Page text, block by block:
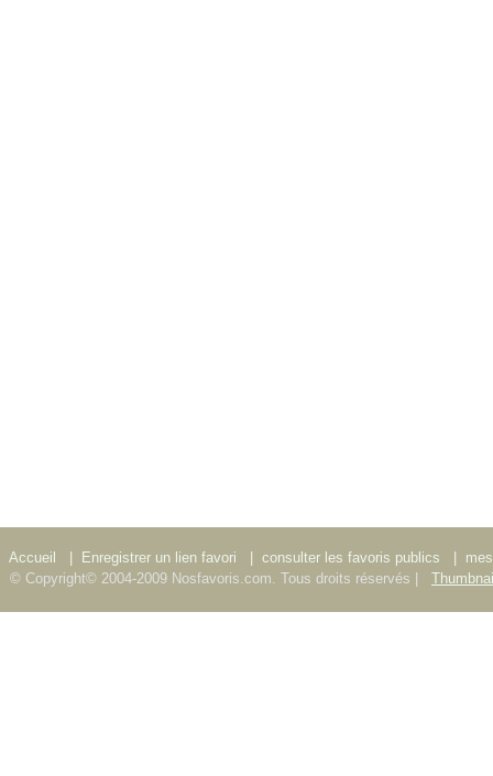
Accueil Enregistrer un lien favori consulter les favoris publics
© Copyright© 2004-2009 Nosfavoris.com. Tous droits réservés |